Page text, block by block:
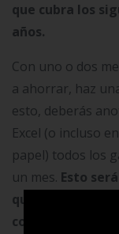
que cubra los
años.
Con uno o dos
a ahorrar, haz
esto, deberás
Excel (o incluso
papel) todos los
un mes. Esto
que, a final de
costos y analices